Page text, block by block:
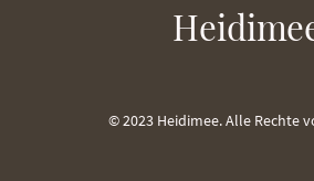
© 2023 Heidimee. Alle Rechte